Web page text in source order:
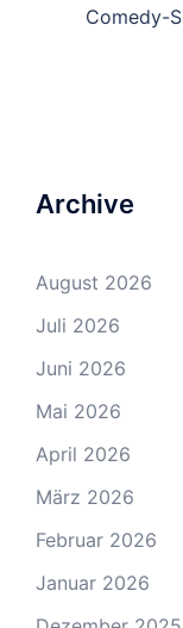
Comedy-
Archive
August 2026
Juli 2026
Juni 2026
Mai 2026
April 2026
März 2026
Februar 2026
Januar 2026